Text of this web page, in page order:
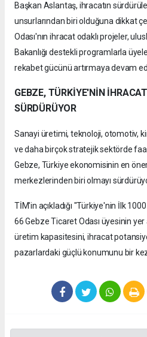
Başkan Aslantaş, ihracatın
unsurlarından biri olduğuna dikkat
Odası'nın ihracat odaklı projeler,
Bakanlığı destekli programlarla
rekabet gücünü artırmaya devam
GEBZE, TÜRKİYE'NİN
SÜRDÜRÜYOR
Sanayi üretimi, teknoloji, otomotiv,
ve daha birçok stratejik sektörde
Gebze, Türkiye ekonomisinin en
merkezlerinden biri olmayı
TİM'in açıkladığı "Türkiye'nin İlk
66 Gebze Ticaret Odası üyesinin
üretim kapasitesini, ihracat
pazarlardaki güçlü konumunu bir